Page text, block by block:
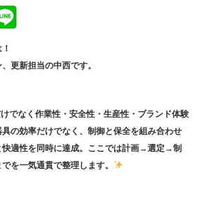
Li
e
更新担当の中西です。
でなく作業性・安全性・生産性・ブランド体験
の効率だけでなく、制御と保全を組み合わせ
快適性を同時に達成。ここでは計画→選定→制
を一気通貫で整理します。